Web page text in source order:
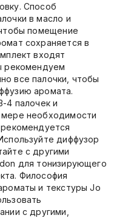
Способ
в масло и
помещение
сохраняется в
входят
рекомендуем
все палочки, чтобы
аромата.
4 палочек и
необходимости
диффузор
с другими
для тонизирующего
Философия
и текстуры Jo
с другими,